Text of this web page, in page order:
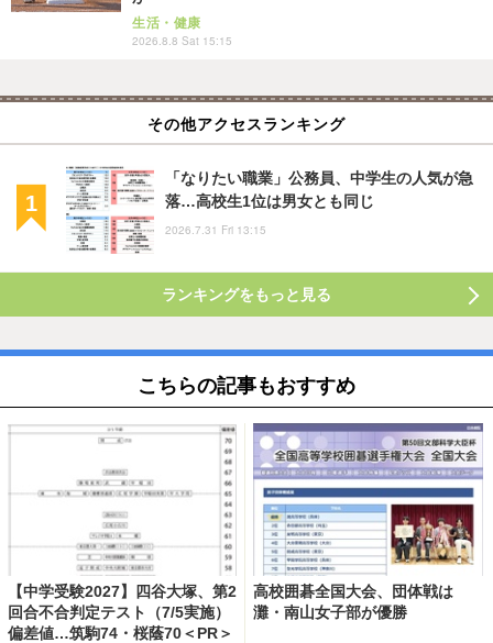
生活・健康
2026.8.8 Sat 15:15
その他アクセスランキング
「なりたい職業」公務員、中学生の人気が急
落…高校生1位は男女とも同じ
2026.7.31 Fri 13:15
ランキングをもっと見る
こちらの記事もおすすめ
【中学受験2027】四谷大塚、第2
回合不合判定テスト（7/5実施）
偏差値…筑駒74・桜蔭70＜PR＞
高校囲碁全国大会、団体戦は
灘・南山女子部が優勝